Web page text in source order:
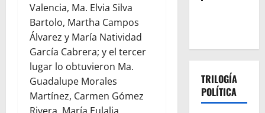
Valencia, Ma. Elvia Silva
Bartolo, Martha Campos
Álvarez y María Natividad
García Cabrera; y el tercer
lugar lo obtuvieron Ma.
Guadalupe Morales
Martínez, Carmen Gómez
TRILOGÍA
POLÍTICA